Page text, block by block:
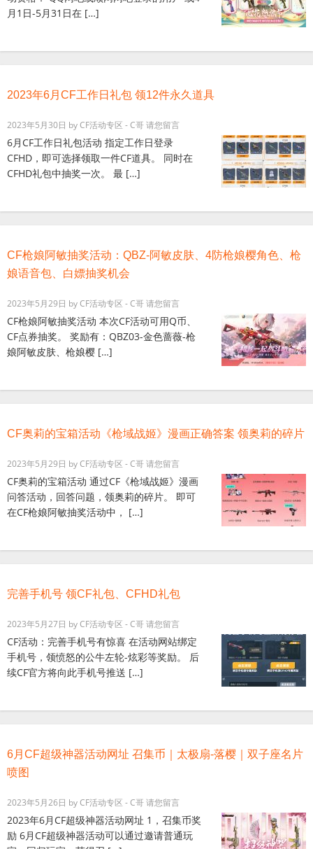
月1日-5月31日在 […]
2023年6月CF工作日礼包 领12件永久道具
2023年5月30日 byCF活动专区 - C哥请您留言
6月CF工作日礼包活动 指定工作日登录
CFHD，即可选择领取一件CF道具。 同时在
CFHD礼包中抽奖一次。 最 […]
CF枪娘阿敏抽奖活动：QBZ-阿敏皮肤、4防枪娘樱角色、枪
娘语音包、白嫖抽奖机会
2023年5月29日 byCF活动专区 - C哥请您留言
CF枪娘阿敏抽奖活动 本次CF活动可用Q币、
CF点券抽奖。 奖励有：QBZ03-金色蔷薇-枪
娘阿敏皮肤、枪娘樱 […]
CF奥莉的宝箱活动《枪域战姬》漫画正确答案 领奥莉的碎片
2023年5月29日 byCF活动专区 - C哥请您留言
CF奥莉的宝箱活动 通过CF《枪域战姬》漫画
问答活动，回答问题，领奥莉的碎片。 即可
在CF枪娘阿敏抽奖活动中， […]
完善手机号 领CF礼包、CFHD礼包
2023年5月27日 byCF活动专区 - C哥请您留言
CF活动：完善手机号有惊喜 在活动网站绑定
手机号，领愤怒的公牛左轮-炫彩等奖励。 后
续CF官方将向此手机号推送 […]
6月CF超级神器活动网址 召集币｜太极扇-落樱｜双子座名片
喷图
2023年5月26日 byCF活动专区 - C哥请您留言
2023年6月CF超级神器活动网址 1，召集币奖
励 6月CF超级神器活动可以通过邀请普通玩